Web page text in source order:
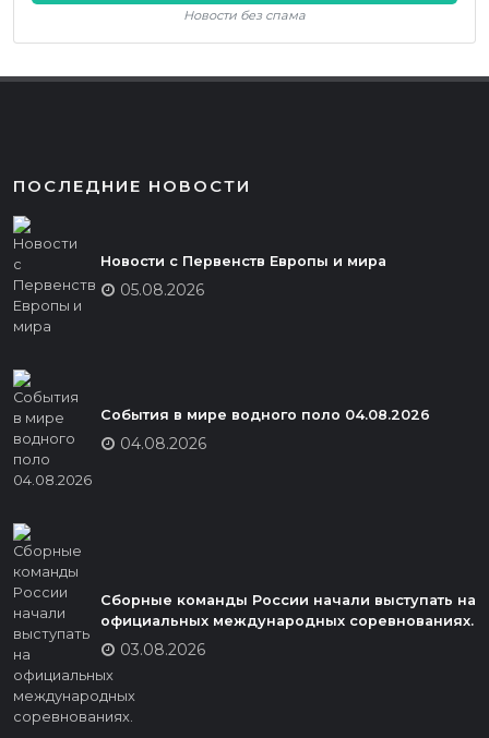
Новости без спама
ПОСЛЕДНИЕ НОВОСТИ
Новости с Первенств Европы и мира
05.08.2026
События в мире водного поло 04.08.2026
04.08.2026
Сборные команды России начали выступать на
официальных международных соревнованиях.
03.08.2026